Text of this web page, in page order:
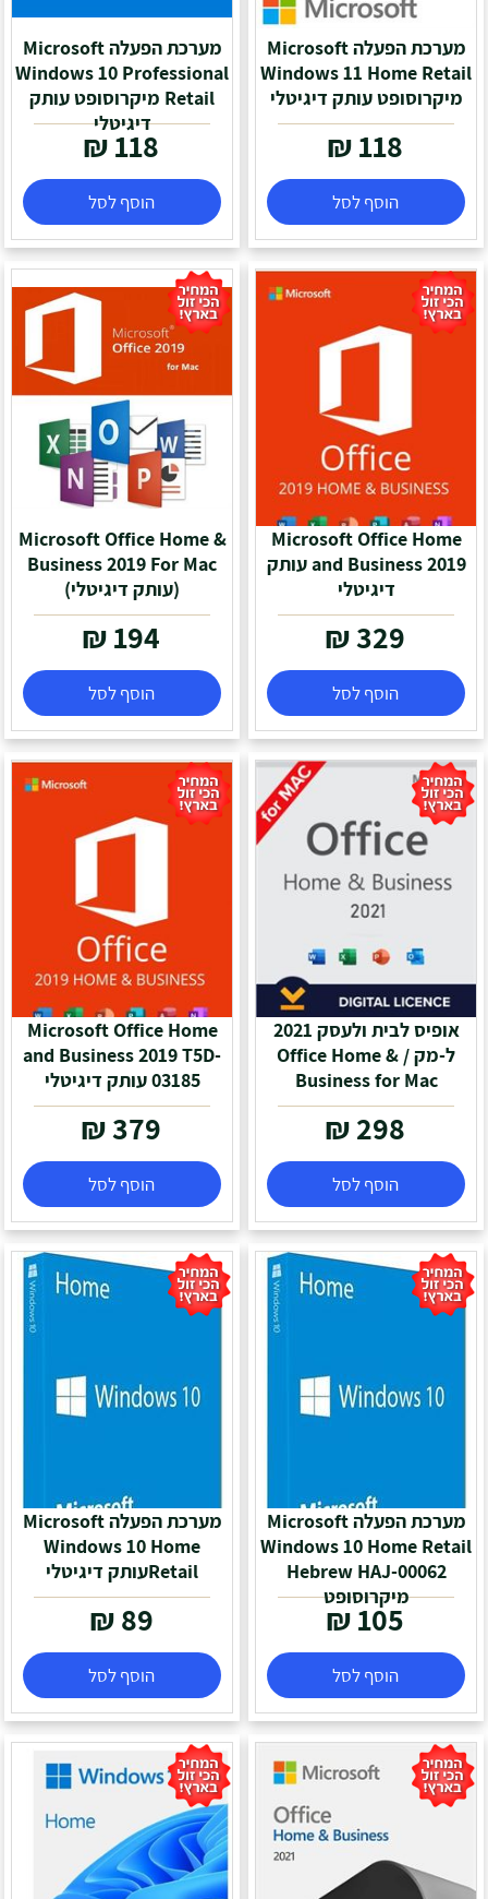
מערכת הפעלה Microsoft
Windows 11 Home Retail
מיקרוסופט עותק דיגיטלי
118
₪
הוסף לסל
מערכת הפעלה Microsoft
Windows 10 Professional
Retail מיקרוסופט עותק
דיגיטלי
118
₪
הוסף לסל
Microsoft Office Home
and Business 2019 עותק
דיגיטלי
329
₪
הוסף לסל
Microsoft Office Home &
(עותק דיגיטלי)
194
₪
הוסף לסל
אופיס לבית ולעסק 2021
ל-מק / Office Home &
Business for Mac
298
₪
הוסף לסל
Microsoft Office Home
and Business 2019 T5D-
03185 עותק דיגיטלי
379
₪
הוסף לסל
מערכת הפעלה Microsoft
Windows 10 Home Retail
Hebrew HAJ-00062
מיקרוסופט
105
₪
הוסף לסל
מערכת הפעלה Microsoft
Windows 10 Home
Retailעותק דיגיטלי
89
₪
הוסף לסל